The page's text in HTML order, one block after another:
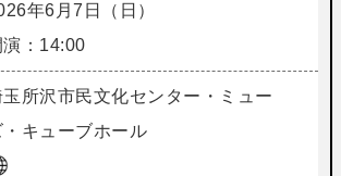
年6月7日（日）
演：14:00
所沢市民文化センター・ミュー
・キューブホール